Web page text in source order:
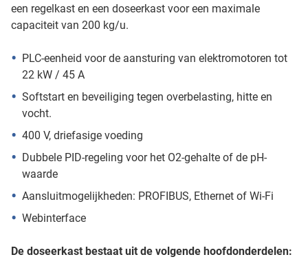
een regelkast en een doseerkast voor een maximale
capaciteit van 200 kg/u.
PLC-eenheid voor de aansturing van elektromotoren tot
22 kW / 45 A
Softstart en beveiliging tegen overbelasting, hitte en
vocht.
400 V, driefasige voeding
Dubbele PID-regeling voor het O2-gehalte of de pH-
waarde
Aansluitmogelijkheden: PROFIBUS, Ethernet of Wi-Fi
Webinterface
De doseerkast bestaat uit de volgende hoofdonderdelen: